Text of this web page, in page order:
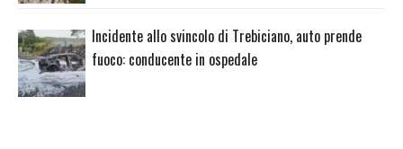
Incidente allo svincolo di Trebiciano, auto prende
fuoco: conducente in ospedale